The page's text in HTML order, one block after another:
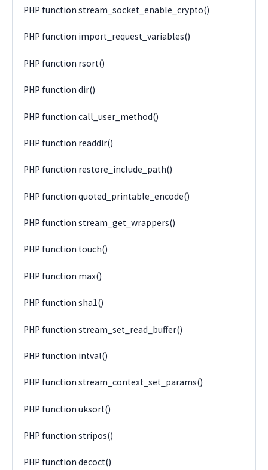
PHP function stream_socket_enable_crypto()
PHP function import_request_variables()
PHP function rsort()
PHP function dir()
PHP function call_user_method()
PHP function readdir()
PHP function restore_include_path()
PHP function quoted_printable_encode()
PHP function stream_get_wrappers()
PHP function touch()
PHP function max()
PHP function sha1()
PHP function stream_set_read_buffer()
PHP function intval()
PHP function stream_context_set_params()
PHP function uksort()
PHP function stripos()
PHP function decoct()